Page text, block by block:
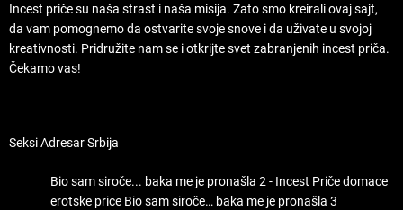
Incest priče su naša strast i naša misija. Zato smo kreirali ovaj sajt,
da vam pomognemo da ostvarite svoje snove i da uživate u svojoj
kreativnosti. Pridružite nam se i otkrijte svet zabranjenih incest priča.
Čekamo vas!
Seksi Adresar Srbija
Bio sam siroče... baka me je pronašla 2 - Incest Priče domace
erotske price Bio sam siroče… baka me je pronašla 3